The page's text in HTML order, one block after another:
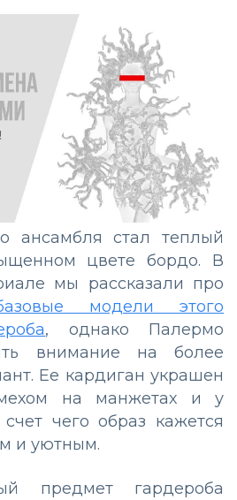
ансамбля стал теплый
цвете бордо. В
мы рассказали про
модели этого
, однако Палермо
внимание на более
Ее кардиган украшен
мехом на манжетах и у
чего образ кажется
и уютным.
предмет гардероба